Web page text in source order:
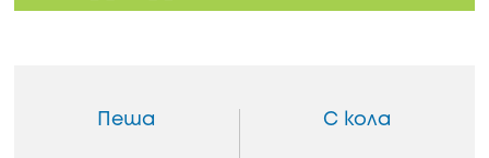
Пеша С кола